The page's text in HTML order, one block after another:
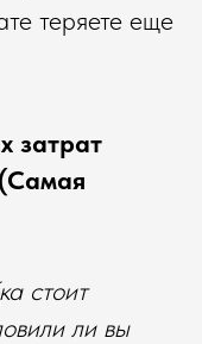
теряете еще
затрат
стоит
ли вы